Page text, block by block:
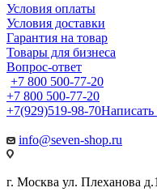
Условия оплаты
Условия доставки
Гарантия на товар
Товары для бизнеса
Вопрос-ответ
+7 800 500-77-20
+7 800 500-77-20
+7(929)519-98-70Написать
info@seven-shop.ru
г. Москва ул. Плеханова